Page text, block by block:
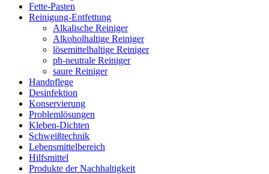
Fette-Pasten
Reinigung-Entfettung
Alkalische Reiniger
Alkoholhaltige Reiniger
lösemittelhaltige Reiniger
ph-neutrale Reiniger
saure Reiniger
Handpflege
Desinfektion
Konservierung
Problemlösungen
Kleben-Dichten
Schweißtechnik
Lebensmittelbereich
Hilfsmittel
Produkte der Nachhaltigkeit